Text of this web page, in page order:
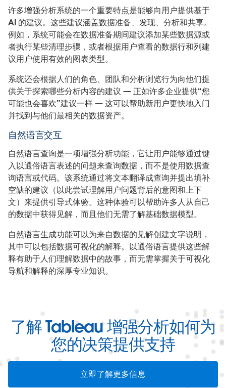
许多增强分析系统的一个重要特点是能够向用户提供基于
AI 的建议。这些建议涵盖数据准备、发现、分析和共享。
例如，系统可能会在数据准备期间建议添加某些数据源或
者执行某些清理步骤，或者根据用户查看的数据行和列建
议用户使用有效的图表类型。
系统还会根据人们的角色、团队和分析浏览行为向他们提
供关于探索哪些分析内容的建议 — 正如许多企业提供“您
可能也会喜欢”建议一样 — 这可以帮助新用户更快地入门
并找到与他们最相关的数据资产。
自然语言交互
自然语言查询是一项增强分析功能，它让用户能够通过键
入以通俗语言表述的问题来查询数据，而不是使用数据查
询语言或代码。该系统通过将文本翻译成查询并提出填补
空缺的建议（以此尝试理解用户问题背后的意图和上下
文）来提供引导式体验。这种体验可以帮助许多人从自己
的数据中获得见解，而且他们无需了解基础数据模型。
自然语言生成功能可以为来自数据的见解创建文字说明，
其中可以包括数据可视化的解释。以通俗语言提供这些解
释有助于人们理解数据中的故事，而无需掌握关于可视化
导航和解释的深厚专业知识。
了解 Tableau 增强分析如何为
您的决策提供支持
立即了解更多信息